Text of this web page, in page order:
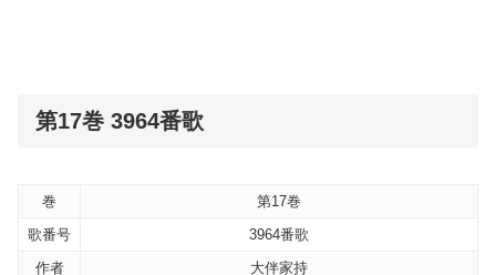
第17巻 3964番歌
巻
第17巻
歌番号
3964番歌
作者
大伴家持